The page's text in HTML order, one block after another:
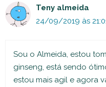
Teny almeida
24/09/2019 às
Sou o Almeida, estou
ginseng, está sendo
estou mais agil e agora